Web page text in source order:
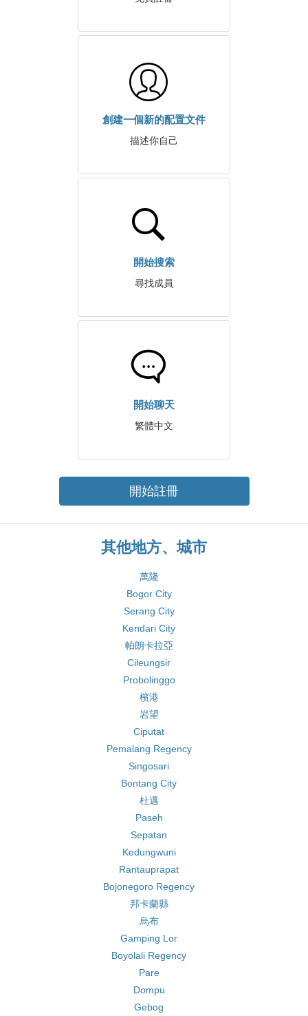
創建一個新的配置文件
描述你自己
開始搜索
尋找成員
開始聊天
繁體中文
開始註冊
其他地方、城市
萬隆
Bogor City
Serang City
Kendari City
帕朗卡拉亞
Cileungsir
Probolinggo
檳港
岩望
Ciputat
Pemalang Regency
Singosari
Bontang City
杜邁
Paseh
Sepatan
Kedungwuni
Rantauprapat
Bojonegoro Regency
邦卡蘭縣
烏布
Gamping Lor
Boyolali Regency
Pare
Dompu
Gebog